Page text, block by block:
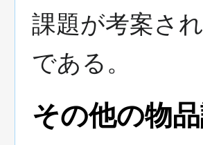
課題が考案さ
である。
その他の物